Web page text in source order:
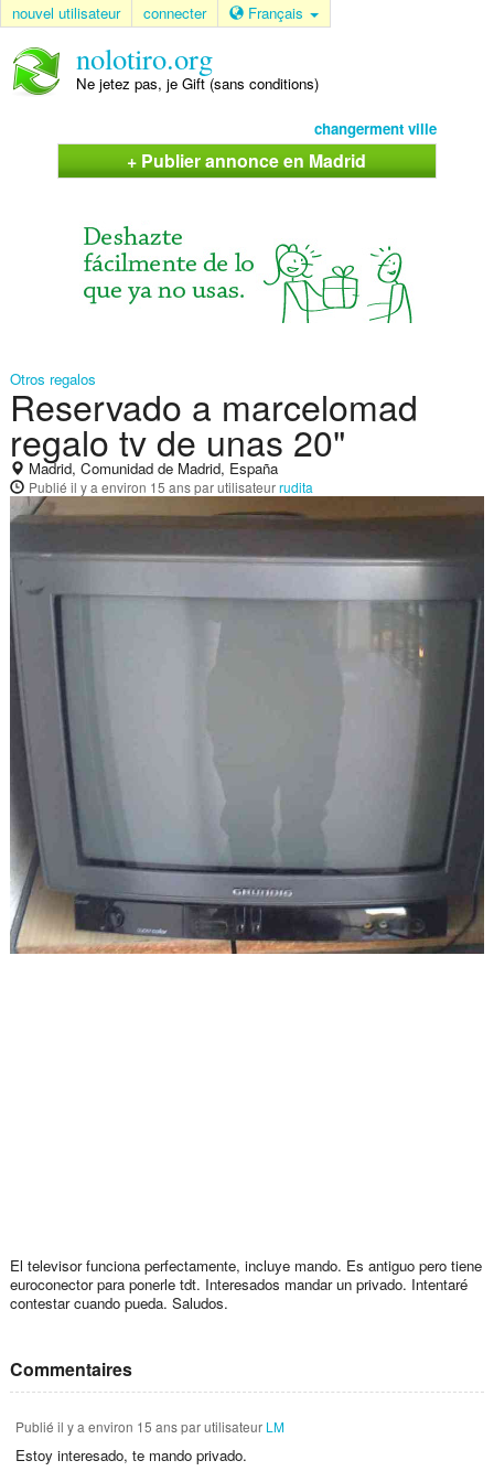
nouvel utilisateur connecter Français
nolotiro.org
Ne jetez pas, je Gift (sans conditions)
changerment ville
+ Publier annonce en Madrid
Otros regalos
Reservado a marcelomad
regalo tv de unas 20"
Madrid, Comunidad de Madrid, España
Publié il y a environ 15 anspar utilisateurrudita
El televisor funciona perfectamente, incluye mando. Es antiguo pero tiene
euroconector para ponerle tdt. Interesados mandar un privado. Intentaré
contestar cuando pueda. Saludos.
Commentaires
Publié il y a environ 15 anspar utilisateur LM
Estoy interesado, te mando privado.